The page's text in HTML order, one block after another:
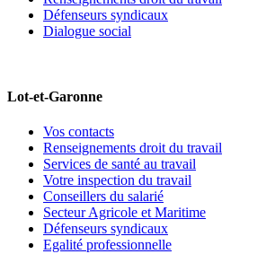
Défenseurs syndicaux
Dialogue social
Lot-et-Garonne
Vos contacts
Renseignements droit du travail
Services de santé au travail
Votre inspection du travail
Conseillers du salarié
Secteur Agricole et Maritime
Défenseurs syndicaux
Egalité professionnelle